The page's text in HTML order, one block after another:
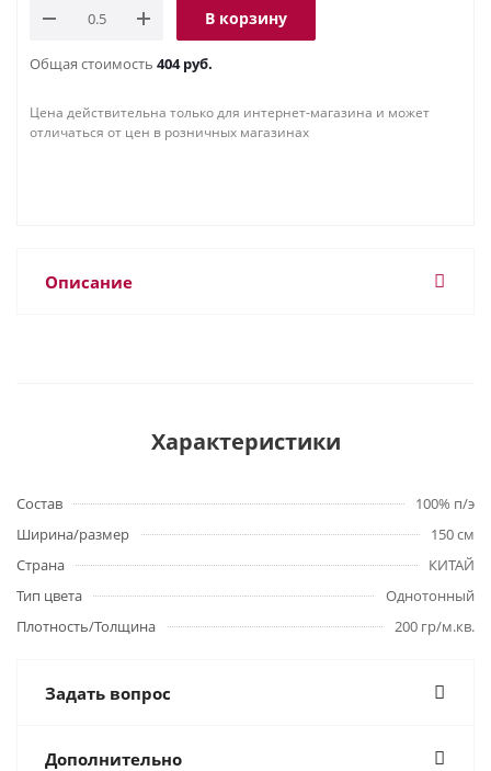
В корзину
Общая стоимость 404 руб.
Цена действительна только для интернет-магазина и может
отличаться от цен в розничных магазинах
Описание
Характеристики
Состав
100% п/э
Ширина/размер
150 см
Страна
КИТАЙ
Тип цвета
Однотонный
Плотность/Толщина
200 гр/м.кв.
Задать вопрос
Дополнительно